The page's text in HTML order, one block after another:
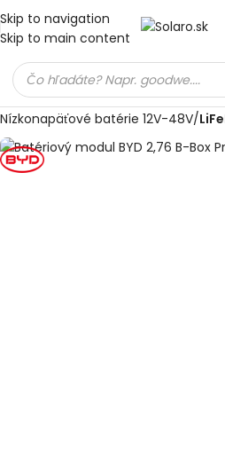
Skip to navigation
Skip to main content
Domov Meniče a batérie Batérie
Nízkonapäťové batérie 12V-48V